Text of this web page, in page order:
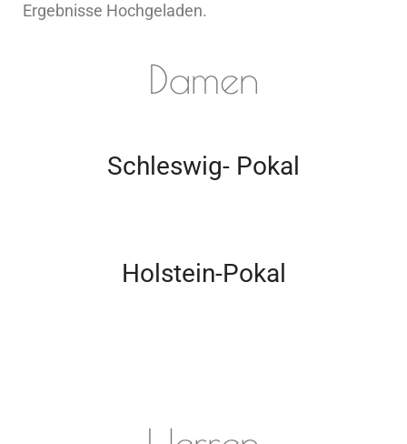
Ergebnisse Hochgeladen.
Damen
Schleswig- Pokal
Holstein-Pokal